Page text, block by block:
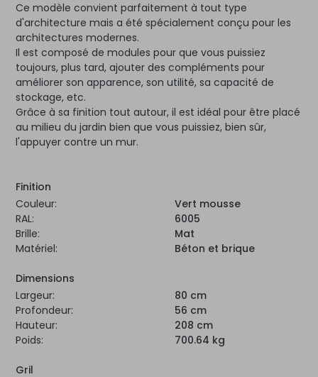
Ce modèle convient parfaitement à tout type
d'architecture mais a été spécialement conçu pour les
architectures modernes.
Il est composé de modules pour que vous puissiez
toujours, plus tard, ajouter des compléments pour
améliorer son apparence, son utilité, sa capacité de
stockage, etc.
Grâce à sa finition tout autour, il est idéal pour être placé
au milieu du jardin bien que vous puissiez, bien sûr,
l'appuyer contre un mur.
Finition
Couleur:
Vert mousse
RAL:
6005
Brille:
Mat
Matériel:
Béton et brique
Dimensions
Largeur:
80 cm
Profondeur:
56 cm
Hauteur:
208 cm
Poids:
700.64 kg
Gril